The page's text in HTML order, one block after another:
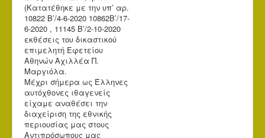
(Κατατέθηκε με την υπ’ αρ.
10822 Β’/4-6-2020 10862Β’/17-
6-2020 , 11145 Β’/2-10-2020
εκθέσεις του δικαστικού
επιμελητή Εφετείου
Αθηνών Αχιλλέα Π.
Μαργιόλα.
Μέχρι σήμερα ως Έλληνες
αυτόχθονες ιθαγενείς
είχαμε αναθέσει την
διαχείριση της εθνικής
περιουσίας μας στους
Αντιπρόσωπους μας